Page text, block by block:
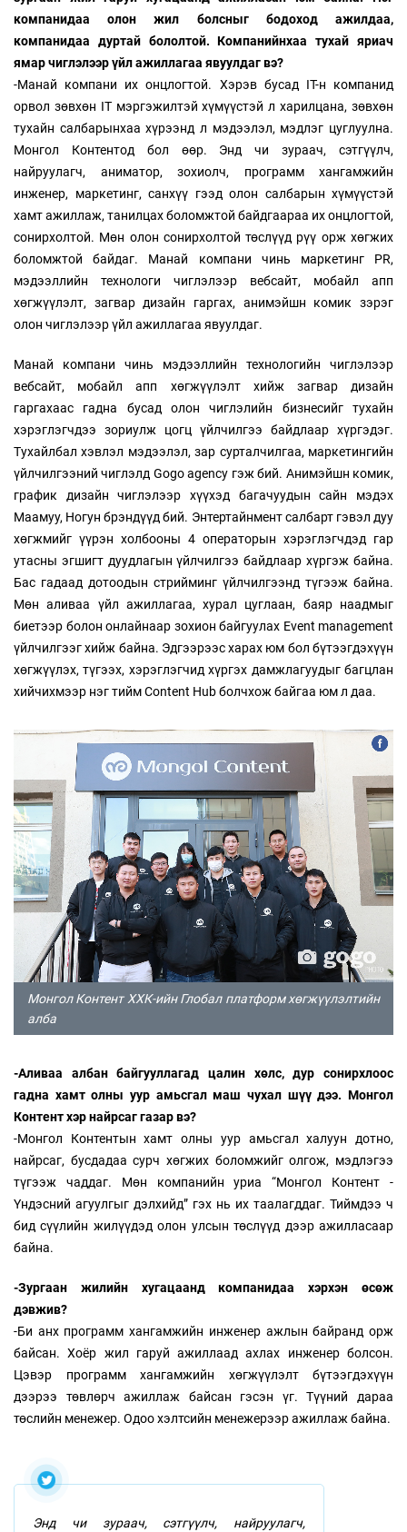
компанидаа олон жил болсныг бодоход ажилдаа,
компанидаа дуртай бололтой. Компанийнхаа тухай яриач
ямар чиглэлээр үйл ажиллагаа явуулдаг вэ?
-Манай компани их онцлогтой. Хэрэв бусад IT-н компанид
орвол зөвхөн IT мэргэжилтэй хүмүүстэй л харилцана, зөвхөн
тухайн салбарынхаа хүрээнд л мэдээлэл, мэдлэг цуглуулна.
Монгол Контентод бол өөр. Энд чи зураач, сэтгүүлч,
найруулагч, аниматор, зохиолч, программ хангамжийн
инженер, маркетинг, санхүү гээд олон салбарын хүмүүстэй
хамт ажиллаж, танилцах боломжтой байдгаараа их онцлогтой,
сонирхолтой. Мөн олон сонирхолтой төслүүд рүү орж хөгжих
боломжтой байдаг. Манай компани чинь маркетинг PR,
мэдээллийн технологи чиглэлээр вебсайт, мобайл апп
хөгжүүлэлт, загвар дизайн гаргах, анимэйшн комик зэрэг
олон чиглэлээр үйл ажиллагаа явуулдаг.
Манай компани чинь мэдээллийн технологийн чиглэлээр
вебсайт, мобайл апп хөгжүүлэлт хийж загвар дизайн
гаргахаас гадна бусад олон чиглэлийн бизнесийг тухайн
хэрэглэгчдээ зориулж цогц үйлчилгээ байдлаар хүргэдэг.
Тухайлбал хэвлэл мэдээлэл, зар сурталчилгаа, маркетингийн
үйлчилгээний чиглэлд Gogo agency гэж бий. Анимэйшн комик,
график дизайн чиглэлээр хүүхэд багачуудын сайн мэдэх
Маамуу, Ногун брэндүүд бий. Энтертайнмент салбарт гэвэл дуу
хөгжмийг үүрэн холбооны 4 операторын хэрэглэгчдэд гар
утасны эгшигт дуудлагын үйлчилгээ байдлаар хүргэж байна.
Бас гадаад дотоодын стрийминг үйлчилгээнд түгээж байна.
Мөн аливаа үйл ажиллагаа, хурал цуглаан, баяр наадмыг
биетээр болон онлайнаар зохион байгуулах Event management
үйлчилгээг хийж байна. Эдгээрээс харах юм бол бүтээгдэхүүн
хөгжүүлэх, түгээх, хэрэглэгчид хүргэх дамжлагуудыг багцлан
хийчихмээр нэг тийм Content Hub болчхож байгаа юм л даа.
Монгол Контент ХХК-ийн Глобал платформ хөгжүүлэлтийн
алба
-Аливаа албан байгууллагад цалин хөлс, дур сонирхлоос
гадна хамт олны уур амьсгал маш чухал шүү дээ. Монгол
Контент хэр найрсаг газар вэ?
-Монгол Контентын хамт олны уур амьсгал халуун дотно,
найрсаг, бусдадаа сурч хөгжих боломжийг олгож, мэдлэгээ
түгээж чаддаг. Мөн компанийн уриа “Монгол Контент -
Үндэсний агуулгыг дэлхийд” гэх нь их таалагддаг. Тиймдээ ч
бид сүүлийн жилүүдэд олон улсын төслүүд дээр ажилласаар
байна.
-Зургаан жилийн хугацаанд компанидаа хэрхэн өсөж
дэвжив?
-Би анх программ хангамжийн инженер ажлын байранд орж
байсан. Хоёр жил гаруй ажиллаад ахлах инженер болсон.
Цэвэр программ хангамжийн хөгжүүлэлт бүтээгдэхүүн
дээрээ төвлөрч ажиллаж байсан гэсэн үг. Түүний дараа
төслийн менежер. Одоо хэлтсийн менежерээр ажиллаж байна.
Энд чи зураач, сэтгүүлч, найруулагч,